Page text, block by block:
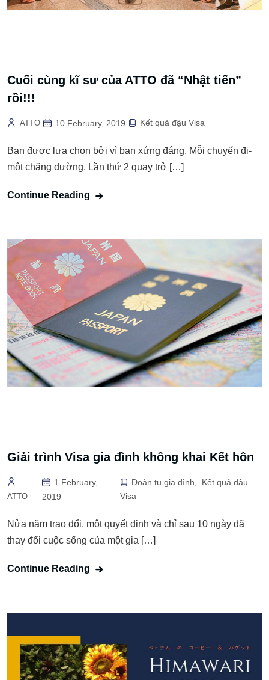
Cuối cùng kĩ sư của ATTO đã “Nhật tiến”
rồi!!!
ATTO 10 February, 2019 Kết quả đậu Visa
Bạn được lựa chọn bởi vì bạn xứng đáng. Mỗi chuyến đi-
một chặng đường. Lần thứ 2 quay trở […]
Continue Reading
Giải trình Visa gia đình không khai Kết hôn
ATTO
1 February,
2019
Đoàn tụ gia đình
Kết quả đậu
Visa
Nửa năm trao đổi, một quyết định và chỉ sau 10 ngày đã
thay đổi cuộc sống của một gia […]
Continue Reading